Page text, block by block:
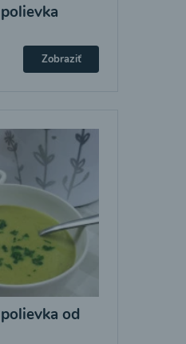
Zobraziť
od